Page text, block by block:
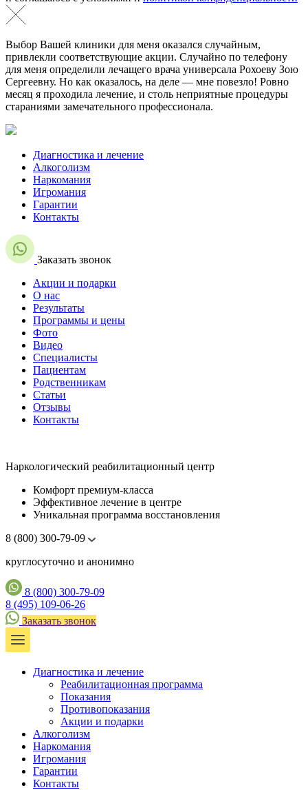
Выбор Вашей клиники для меня оказался случайным,
привлекли соответствующие акции. Случайно по телефону
для меня определили лечащего врача универсала Рохоеву Зою
Сергеевну. Но как оказалось, на деле — мне повезло! Ровно
месяц я проходила лечение, и столь неприятные процедуры
стараниями замечательного профессионала.
Диагностика и лечение
Алкоголизм
Наркомания
Игромания
Гарантии
Контакты
Заказать звонок
Акции и подарки
О нас
Результаты
Программы и цены
Фото
Видео
Специалисты
Пациентам
Родственникам
Статьи
Отзывы
Контакты
Наркологический реабилитационный центр
Комфорт премиум-класса
Эффективное лечение в центре
Уникальная программа восстановления
8 (800) 300-79-09
круглосуточно и анонимно
8 (800) 300-79-09
8 (495) 109-06-26
Заказать звонок
Диагностика и лечение
Реабилитационная программа
Показания
Противопоказания
Акции и подарки
Алкоголизм
Наркомания
Игромания
Гарантии
Контакты